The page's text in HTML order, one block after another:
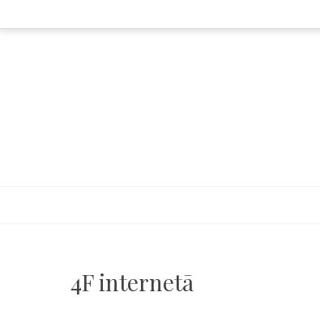
to
4F internetā